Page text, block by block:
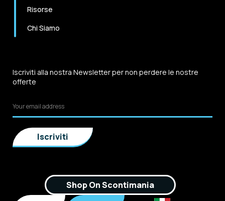
Risorse
Chi Siamo
Iscriviti alla nostra Newsletter per non perdere le nostre
offerte
Shop On Scontimania